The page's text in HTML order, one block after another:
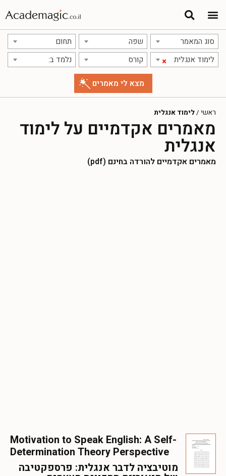
סוג המאמר שפה תחום
× לימוד אנגלית קורס נלמד ב:
ראשי /לימוד אנגלית
מאמרים אקדמיים על לימוד
אנגלית
מאמרים אקדמיים להורדה בחינם (pdf)
Motivation to Speak English: A Self-
Determination Theory Perspective
מוטיבציה לדבר אנגלית: פרספקטיבה